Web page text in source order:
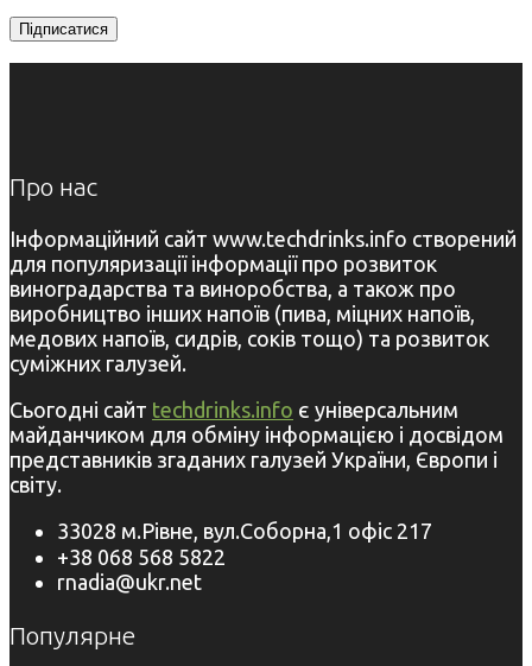
Про нас
Інформаційний сайт www.techdrinks.info створений
для популяризації інформації про розвиток
виноградарства та виноробства, а також про
виробництво інших напоїв (пива, міцних напоїв,
медових напоїв, сидрів, соків тощо) та розвиток
суміжних галузей.
Сьогодні сайт techdrinks.info є універсальним
майданчиком для обміну інформацією і досвідом
представників згаданих галузей України, Європи і
світу.
33028 м.Рівне, вул.Соборна,1 офіс 217
+38 068 568 5822
rnadia@ukr.net
Популярне